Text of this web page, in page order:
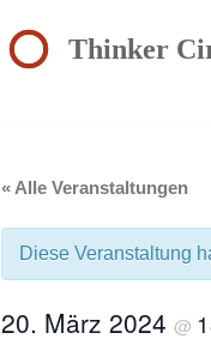
Thinker
« Alle Veranstaltungen
Diese Veranstaltung
20. März 2024 @